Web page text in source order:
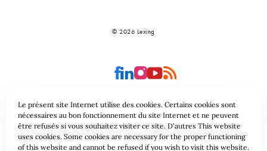
© 2026 Lexing
Seitenübersicht Allgemeine geschäftsbedingungen
Le présent site Internet utilise des cookies. Certains cookies sont
nécessaires au bon fonctionnement du site Internet et ne peuvent
être refusés si vous souhaitez visiter ce site. D'autres This website
uses cookies. Some cookies are necessary for the proper functioning
of this website and cannot be refused if you wish to visit this website.